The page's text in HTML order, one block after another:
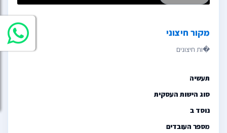
מקור חיצוני
תעשיה
סוג הישות העסקית
נוסד ב
מספר העובדים